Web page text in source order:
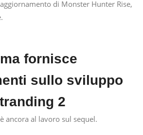
di Monster Hunter Rise,
fornisce
sullo sviluppo
2
ancora al lavoro sul sequel.